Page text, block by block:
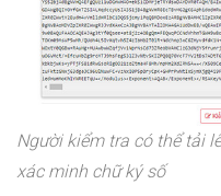
Người kiểm tra có thể tải
xác minh chữ ký số